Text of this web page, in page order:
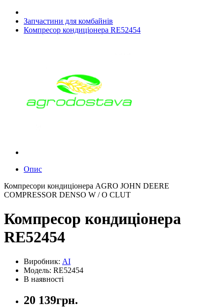
Запчастини для комбайнів
Компресор кондиціонера RE52454
Опис
Компресори кондиціонера AGRO JOHN DEERE
COMPRESSOR DENSO W / O CLUT
Компресор кондиціонера
RE52454
Виробник: AI
Модель: RE52454
В наявності
20 139грн.